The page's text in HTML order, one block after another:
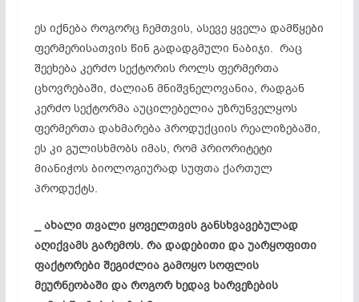
ეს იქნება როგორც ჩემთვის, ასევე ყველა დამწყები
ფერმერისათვის წინ გადადგმული ნაბიჯი. რაც
შეეხება კერძო სექტორის როლს ფერმერთა
ცხოვრებაში, ძალიან მნიშვნელოვანია, რადგან
კერძო სექტორმა აუცილებელია უზრუნველყოს
ფერმერთა დახმარება პროდუქციის რეალიზებაში,
ეს კი გულისხმობს იმას, რომ პრიორიტეტი
მიანიჭოს ბიოლოგიურად სუფთა ქართულ
პროდუქტს.
_ ახალი თვალი ყოველთვის განსხვავებულად
აღიქვამს გარემოს. რა დადებითი და უარყოფითი
ფაქტორები შეგიძლია გამოყო სოფლის
მეურნეობაში და როგორ ხედავ ხარვეზების